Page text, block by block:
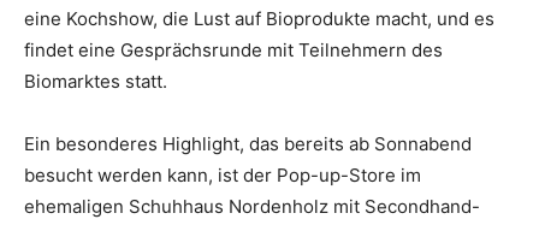
eine Kochshow, die Lust auf Bioprodukte macht, und es
findet eine Gesprächsrunde mit Teilnehmern des
Biomarktes statt.
Ein besonderes Highlight, das bereits ab Sonnabend
besucht werden kann, ist der Pop-up-Store im
ehemaligen Schuhhaus Nordenholz mit Secondhand-